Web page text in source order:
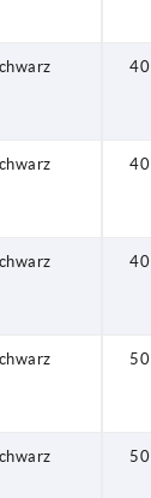
40
40
40
50
50